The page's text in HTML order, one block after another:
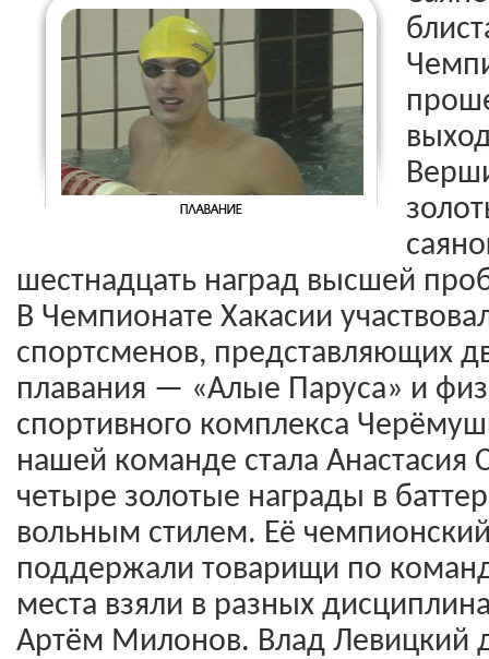
шестнадцать наград высшей
В Чемпионате Хакасии
спортсменов, представляющих
плавания — «Алые Паруса» и
спортивного комплекса
нашей команде стала Анастасия
четыре золотые награды в
вольным стилем. Её
поддержали товарищи по
места взяли в разных
Артём Милонов. Влад Левицкий